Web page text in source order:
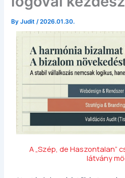
ByJudit /2026.01.30.
A „Szép, de Haszontalan”
látvány